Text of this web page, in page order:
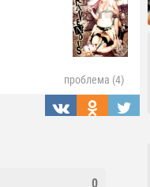
проблема (4)
0